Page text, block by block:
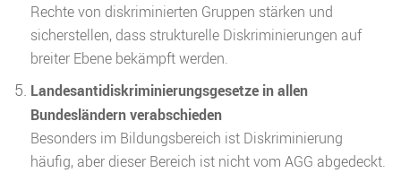
Rechte von diskriminierten Gruppen stärken und
sicherstellen, dass strukturelle Diskriminierungen auf
breiter Ebene bekämpft werden.
Landesantidiskriminierungsgesetze in allen
Bundesländern verabschieden
Besonders im Bildungsbereich ist Diskriminierung
häufig, aber dieser Bereich ist nicht vom AGG abgedeckt.